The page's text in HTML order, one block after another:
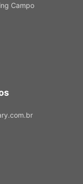
Campo